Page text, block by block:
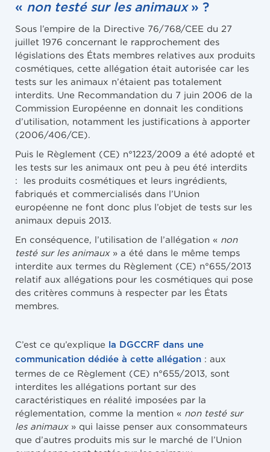
« non testé sur les animaux» ?
Sous l’empire de la Directive 76/768/CEE du 27
juillet 1976 concernant le rapprochement des
législations des États membres relatives aux produits
cosmétiques, cette allégation était autorisée car les
tests sur les animaux n’étaient pas totalement
interdits. Une Recommandation du 7 juin 2006 de la
Commission Européenne en donnait les conditions
d’utilisation, notamment les justifications à apporter
(2006/406/CE).
Puis le Règlement (CE) n°1223/2009 a été adopté et
les tests sur les animaux ont peu à peu été interdits
: les produits cosmétiques et leurs ingrédients,
fabriqués et commercialisés dans l’Union
européenne ne font donc plus l’objet de tests sur les
animaux depuis 2013.
En conséquence, l’utilisation de l’allégation « non
testé sur les animaux» a été dans le même temps
interdite aux termes du Règlement (CE) n°655/2013
relatif aux allégations pour les cosmétiques qui pose
des critères communs à respecter par les États
membres.
C’est ce qu’explique la DGCCRF dans une
communication dédiée à cette allégation : aux
termes de ce Règlement (CE) n°655/2013, sont
interdites les allégations portant sur des
caractéristiques en réalité imposées par la
réglementation, comme la mention « non testé sur
les animaux» qui laisse penser aux consommateurs
que d’autres produits mis sur le marché de l’Union